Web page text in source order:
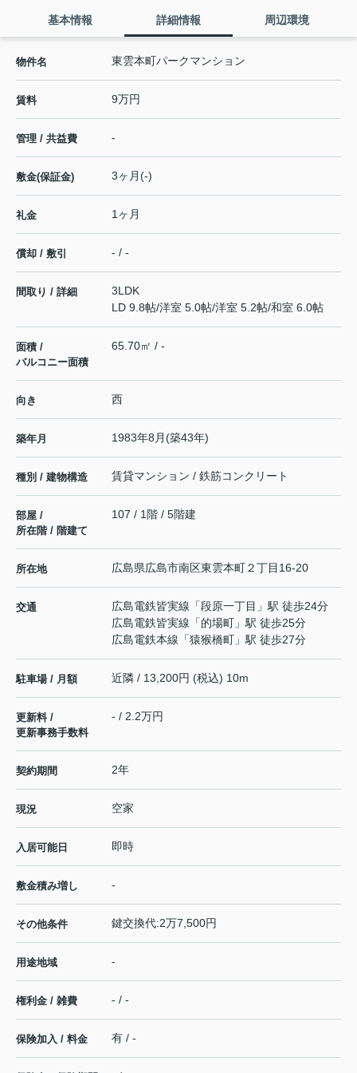
基本情報 詳細情報 周辺環境
物件名 東雲本町パークマンション
賃料 9万円
管理 / 共益費 -
敷金(保証金) 3ヶ月(-)
礼金 1ヶ月
償却 / 敷引 - / -
間取り / 詳細
3LDK
LD 9.8帖/洋室 5.0帖/洋室 5.2帖/和室 6.0帖
面積 /
バルコニー面積
65.70㎡ / -
向き 西
築年月 1983年8月(築43年)
種別 / 建物構造 賃貸マンション / 鉄筋コンクリート
部屋 /
所在階 / 階建て
107 / 1階 / 5階建
所在地 広島県広島市南区東雲本町２丁目16-20
交通 広島電鉄皆実線 「段原一丁目 」駅 徒歩24分
広島電鉄皆実線 「的場町 」駅 徒歩25分
広島電鉄本線 「猿猴橋町 」駅 徒歩27分
駐車場 / 月額 近隣 / 13,200円 (税込) 10m
更新料 /
更新事務手数料
- / 2.2万円
契約期間 2年
現況 空家
入居可能日 即時
敷金積み増し -
その他条件 鍵交換代:2万7,500円
用途地域 -
権利金 / 雑費 - / -
保険加入 / 料金 有 / -